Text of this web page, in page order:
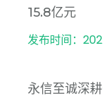
15.8亿元
发布时间：
永信至诚深